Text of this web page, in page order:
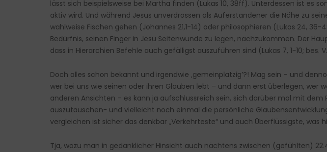
lässt sich beispielsweise bei Martha finden (Lukas 10, 38ff). Unterdessen ist es
aktiv wird. Und während Jesus unverdrossen als Auferstandener die Nähe zu
wahlweise Fischen gehen (Johannes 21,1-14) oder philosophieren (Lukas 24,
Bedürfnis, seinen Finger in Jesu Seitenwunde zu legen, nachzukommen. Der
dass in Hierarchien Befehle auch gefälligst auszuführen sind (Lukas 7, 1-10;
Doch alles schon bekannt und irgendwie ‚gemeinplatzig’?! Mag sein – und
wer bei uns wie seinen oder ihren Glauben lebt – und dann erst überlegen,
anderen Ansichten – es kann ja aufschlussreich sein, sich darüber mal mit
auszutauschen- und vielleicht noch einmal die persönliche
vergleichen ist sicher das denkbar „Verkehrteste“ und auch Überflüssigste, was
Tja, wozu man in gedanklicher Hinsicht auch nächtens zwischen (gefühlten)